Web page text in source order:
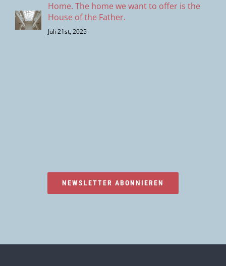
Home. The home we want to offer is the
House of the Father.
Juli 21st, 2025
NEWSLETTER ABONNIEREN